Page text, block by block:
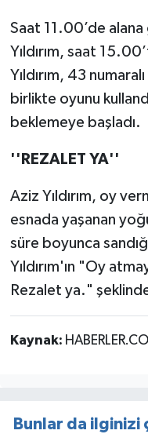
Saat 11.00’de alana
Yıldırım, saat
Yıldırım, 43 numaralı
birlikte oyunu
beklemeye başladı.
''REZALET YA''
Aziz Yıldırım, oy
esnada yaşanan
süre boyunca
Yıldırım'ın "Oy
Rezalet ya."
Kaynak:
Bunlar da ilginizi